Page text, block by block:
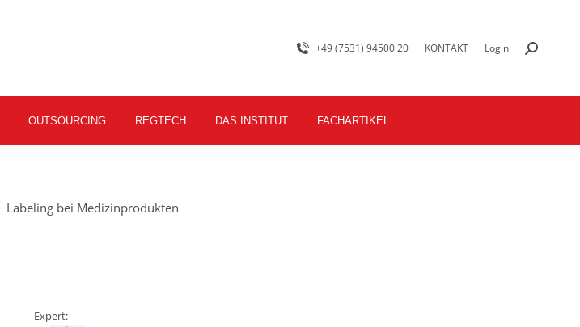
+49 (7531) 94500 20 KONTAKT Login
OUTSOURCING REGTECH DAS INSTITUT FACHARTIKEL
Labeling bei Medizinprodukten
Expert: